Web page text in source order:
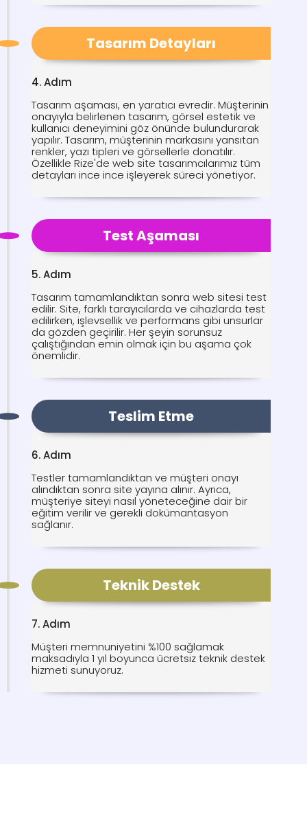
Tasarım Detayları
4. Adım
Tasarım aşaması, en yaratıcı evredir. Müşterinin
onayıyla belirlenen tasarım, görsel estetik ve
kullanıcı deneyimini göz önünde bulundurarak
yapılır. Tasarım, müşterinin markasını yansıtan
renkler, yazı tipleri ve görsellerle donatılır.
Özellikle Rize'de web site tasarımcılarımız tüm
detayları ince ince işleyerek süreci yönetiyor.
Test Aşaması
5. Adım
Tasarım tamamlandıktan sonra web sitesi test
edilir. Site, farklı tarayıcılarda ve cihazlarda test
edilirken, işlevsellik ve performans gibi unsurlar
da gözden geçirilir. Her şeyin sorunsuz
çalıştığından emin olmak için bu aşama çok
önemlidir.
Teslim Etme
6. Adım
Testler tamamlandıktan ve müşteri onayı
alındıktan sonra site yayına alınır. Ayrıca,
müşteriye siteyi nasıl yöneteceğine dair bir
eğitim verilir ve gerekli dokümantasyon
sağlanır.
Teknik Destek
7. Adım
Müşteri memnuniyetini %100 sağlamak
maksadıyla 1 yıl boyunca ücretsiz teknik destek
hizmeti sunuyoruz.